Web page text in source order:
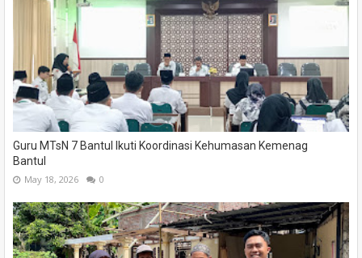
Guru MTsN 7 Bantul Ikuti Koordinasi Kehumasan Kemenag
Bantul
May 18, 2026 0